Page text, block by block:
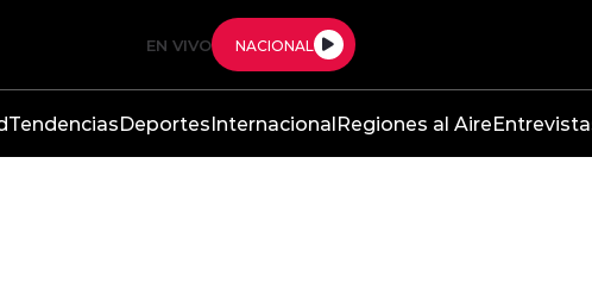
EN VIVO NACIONAL
TendenciasDeportesInternacionalRegiones al Aire